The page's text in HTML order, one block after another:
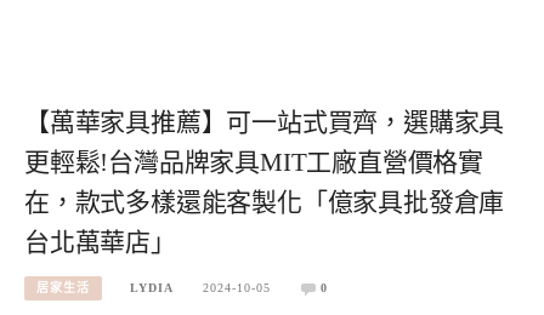
【萬華家具推薦】可一站式買齊，選購家具
更輕鬆!台灣品牌家具MIT工廠直營價格實
在，款式多樣還能客製化「億家具批發倉庫
台北萬華店」
居家生活 LYDIA 2024-10-05 0